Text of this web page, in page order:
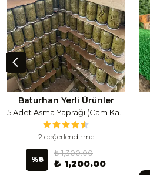
Baturhan Yerli Ürünler
2 değerlendirme
%8
₺ 1,300.00
₺ 1,200.00